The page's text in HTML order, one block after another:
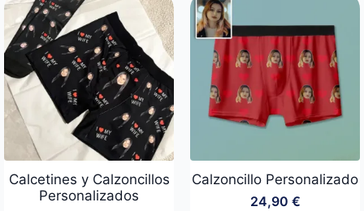
24,90 €.
19,90 €.
Calcetines y Calzoncillos
Personalizados
Calzoncillo Personalizado
24,90 €